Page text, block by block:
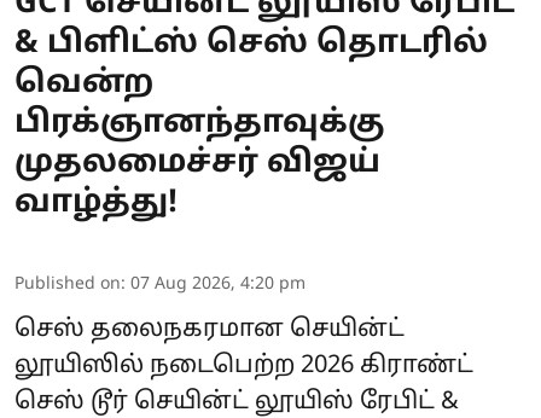
& பிளிட்ஸ் செஸ் தொடரில்
வென்ற
பிரக்ஞானந்தாவுக்கு
முதலமைச்சர் விஜய்
வாழ்த்து!
Published on: 07 Aug 2026, 4:20 pm
செஸ் தலைநகரமான செயின்ட்
லூயிஸில் நடைபெற்ற 2026 கிராண்ட்
செஸ் டூர் செயின்ட் லூயிஸ் ரேபிட் &